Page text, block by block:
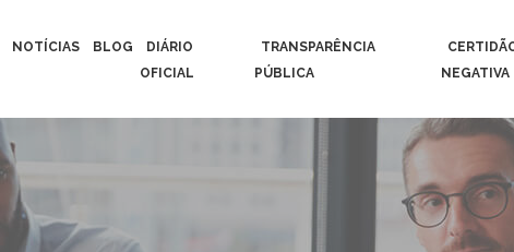
NOTÍCIAS BLOG
DIÁRIO
OFICIAL
TRANSPARÊNCIA
PÚBLICA
NEGATIVA